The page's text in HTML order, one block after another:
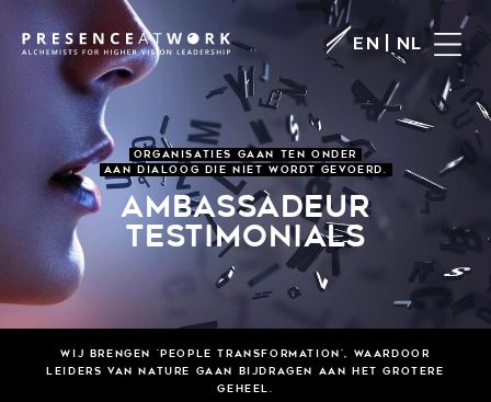
EN NL
ORGANISATIES GAAN TEN ONDER
AAN DIALOOG DIE NIET WORDT GEVOERD.
AMBASSADEUR
TESTIMONIALS
Wij BRENGEN 'PEOPLE TRANSFORMATION', WAARDOOR
LEIDERS VAN NATURE GAAN BIJDRAGEN AAN HET GROTERE
GEHEEL.